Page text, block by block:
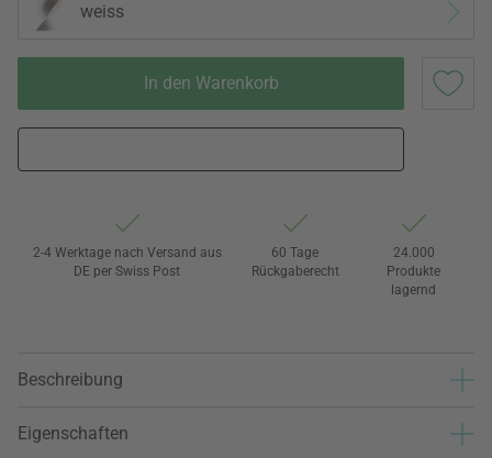
weiss
In den Warenkorb
2-4 Werktage nach Versand aus
DE per Swiss Post
60 Tage
Rückgaberecht
24.000
Produkte
lagernd
Beschreibung
Eigenschaften